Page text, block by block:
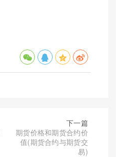
下一篇
期货价格和期货合约价
值(期货合约与期货交
易)